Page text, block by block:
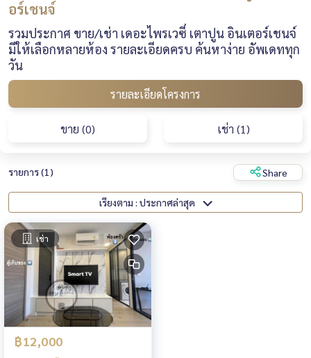
อร์เชนจ์
รวมประกาศ ขาย/เช่า เดอะไพรเวซี่ เตาปูน อินเตอร์เชนจ์
มีให้เลือกหลายห้อง รายละเอียดครบ ค้นหาง่าย อัพเดททุก
วัน
รายละเอียดโครงการ
ขาย (0) เช่า (1)
รายการ (1) Share
เรียงตาม : ประกาศล่าสุด
เช่า
฿12,000